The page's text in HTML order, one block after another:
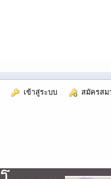
เข้าสู่ระบบ สมัครสม